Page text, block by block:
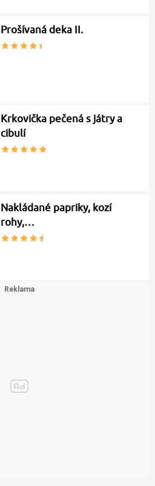
Prošívaná deka II.
Krkovička pečená s játry a
cibulí
Nakládané papriky, kozí
rohy,…